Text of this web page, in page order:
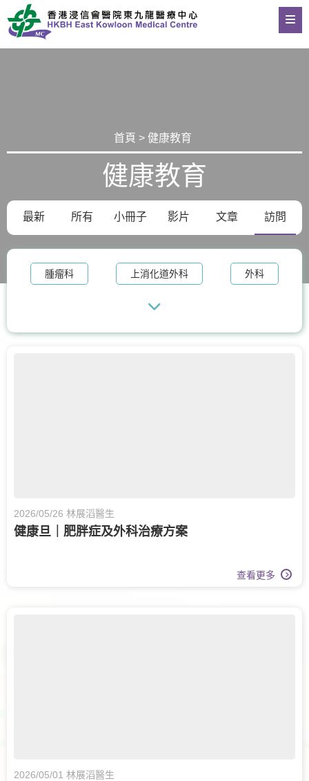
首頁 > 健康教育
健康教育
最新 所有 小冊子 影片 文章 訪問
腫瘤科 上消化道外科 外科
耳鼻喉科 核子醫學及正電子掃描
呼吸系統科
2026/05/26 林展滔醫生
健康旦｜肥胖症及外科治療方案
查看更多
2026/05/01 林展滔醫生